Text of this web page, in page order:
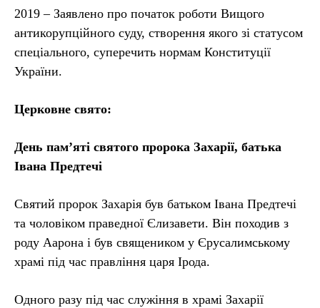
2019 – Заявлено про початок роботи Вищого
антикорупційного суду, створення якого зі статусом
спеціального, суперечить нормам Конституції
України.
Церковне свято:
День пам’яті святого пророка Захарії, батька
Івана Предтечі
Святий пророк Захарія був батьком Івана Предтечі
та чоловіком праведної Єлизавети. Він походив з
роду Аарона і був священиком у Єрусалимському
храмі під час правління царя Ірода.
Одного разу під час служіння в храмі Захарії